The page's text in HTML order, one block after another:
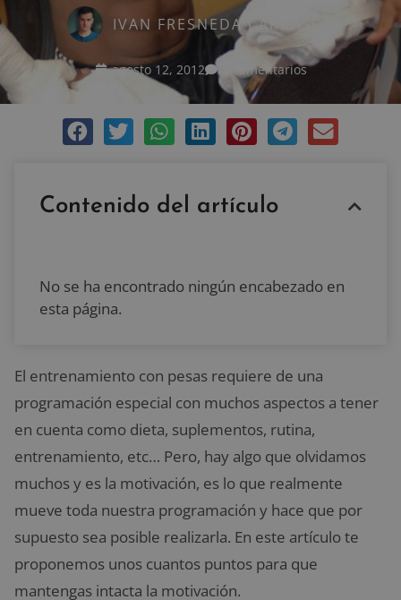
IVAN FRESNEDA CARRASCO
agosto 12, 2012 2 comentarios
Contenido del artículo
No se ha encontrado ningún encabezado en
esta página.
El entrenamiento con pesas requiere de una
programación especial con muchos aspectos a tener
en cuenta como dieta, suplementos, rutina,
entrenamiento, etc… Pero, hay algo que olvidamos
muchos y es la motivación, es lo que realmente
mueve toda nuestra programación y hace que por
supuesto sea posible realizarla. En este artículo te
proponemos unos cuantos puntos para que
mantengas intacta la motivación.